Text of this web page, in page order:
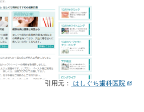
引用元： はしぐち歯科医院